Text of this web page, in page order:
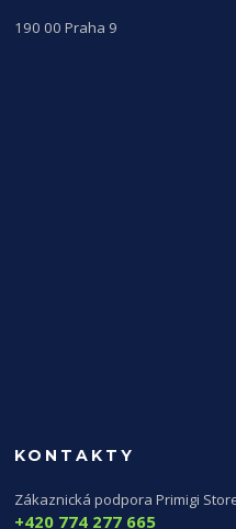
190 00 Praha 9
KONTAKTY
Zákaznická podpora Primigi
+420 774 277 665